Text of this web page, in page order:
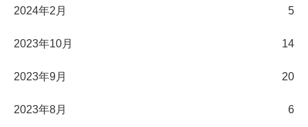
2024年2月 5
2023年10月 14
2023年9月 20
2023年8月 6